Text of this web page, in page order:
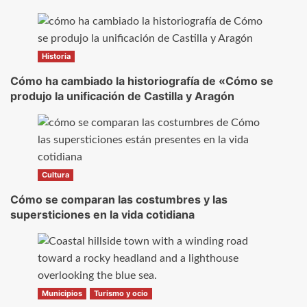
Historia
Cómo ha cambiado la historiografía de «Cómo se
produjo la unificación de Castilla y Aragón
Cultura
Cómo se comparan las costumbres y las
supersticiones en la vida cotidiana
Municipios Turismo y ocio